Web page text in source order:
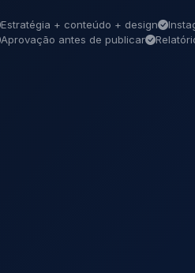
Estratégia + conteúdo + design
Aprovação antes de publicar